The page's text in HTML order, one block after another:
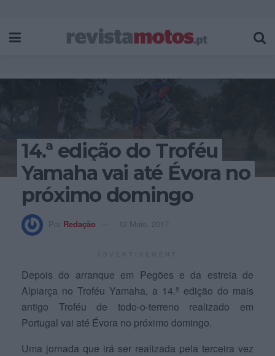
14.ª edição do Troféu
Yamaha vai até Évora no
próximo domingo
Por Redação 12 Maio, 2017
Depois do arranque em Pegões e da estreia de
Alpiarça no Troféu Yamaha, a 14.ª edição do mais
antigo Troféu de todo-o-terreno realizado em
Portugal vai até Évora no próximo domingo.
Uma jornada que irá ser realizada pela terceira vez